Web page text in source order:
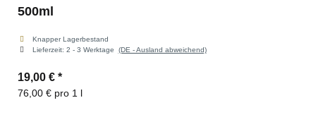
500ml
Knapper Lagerbestand
Lieferzeit: 2 - 3 Werktage (DE - Ausland abweichend)
19,00 € *
76,00 € pro 1 l